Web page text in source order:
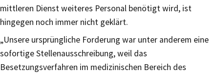
mittleren Dienst weiteres Personal benötigt wird, ist
hingegen noch immer nicht geklärt.
„Unsere ursprüngliche Forderung war unter anderem eine
sofortige Stellenausschreibung, weil das
Besetzungsverfahren im medizinischen Bereich des